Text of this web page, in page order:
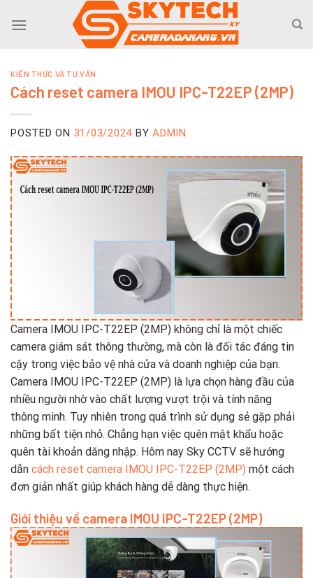
KIẾN THỨC VÀ TƯ VẤN
Cách reset camera IMOU IPC-T22EP (2MP)
POSTED ON 31/03/2024 BY ADMIN
Camera IMOU IPC-T22EP (2MP) không chỉ là một chiếc
camera giám sát thông thường, mà còn là đối tác đáng tin
cậy trong việc bảo vệ nhà cửa và doanh nghiệp của bạn.
Camera IMOU IPC-T22EP (2MP) là lựa chọn hàng đầu của
nhiều người nhờ vào chất lượng vượt trội và tính năng
thông minh. Tuy nhiên trong quá trình sử dụng sẻ gặp phải
những bất tiện nhỏ. Chẳng hạn việc quên mật khẩu hoặc
quên tài khoản dăng nhập. Hôm nay Sky CCTV sẽ hướng
dẫn cách reset camera IMOU IPC-T22EP (2MP) một cách
đơn giản nhất giúp khách hàng dễ dàng thực hiện.
Giới thiệu về camera IMOU IPC-T22EP (2MP)